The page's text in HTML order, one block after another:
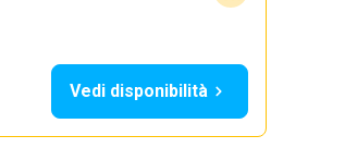
Vedi disponibilità